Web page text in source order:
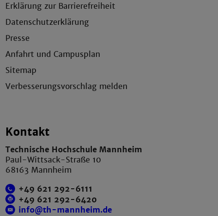
Erklärung zur Barrierefreiheit
Datenschutzerklärung
Presse
Anfahrt und Campusplan
Sitemap
Verbesserungsvorschlag melden
Kontakt
Technische Hochschule Mannheim
Paul-Wittsack-Straße 10
68163 Mannheim
+49 621 292-6111
+49 621 292-6420
info@th-mannheim.de